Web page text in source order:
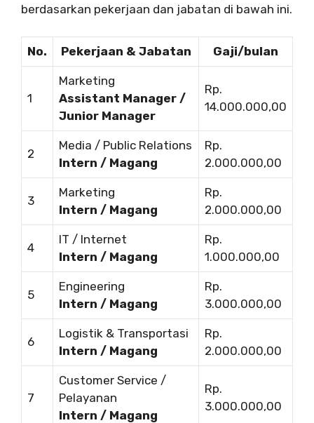
berdasarkan pekerjaan dan jabatan di bawah ini.
No. Pekerjaan & Jabatan Gaji/bulan
1
Marketing
Assistant Manager /
Junior Manager
Rp.
14.000.000,00
2
Media / Public Relations
Intern / Magang
Rp.
2.000.000,00
3
Marketing
Intern / Magang
Rp.
2.000.000,00
4
IT / Internet
Intern / Magang
Rp.
1.000.000,00
5
Engineering
Intern / Magang
Rp.
3.000.000,00
6
Logistik & Transportasi
Intern / Magang
Rp.
2.000.000,00
7
Customer Service /
Pelayanan
Intern / Magang
Rp.
3.000.000,00